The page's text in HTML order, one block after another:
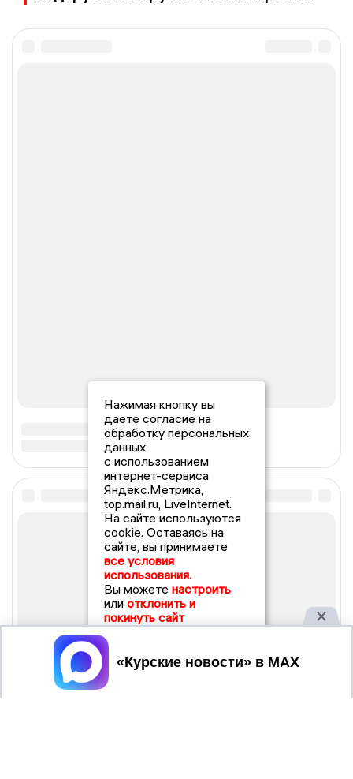
Нажимая кнопку вы
даете согласие на
обработку персональных
данных
с использованием
интернет-сервиса
Яндекс.Метрика,
top.mail.ru, LiveInternet.
На сайте используются
cookie. Оставаясь на
сайте, вы принимаете
все условия
использования.
Вы можете настроить
или отклонить и
покинуть сайт
Принять